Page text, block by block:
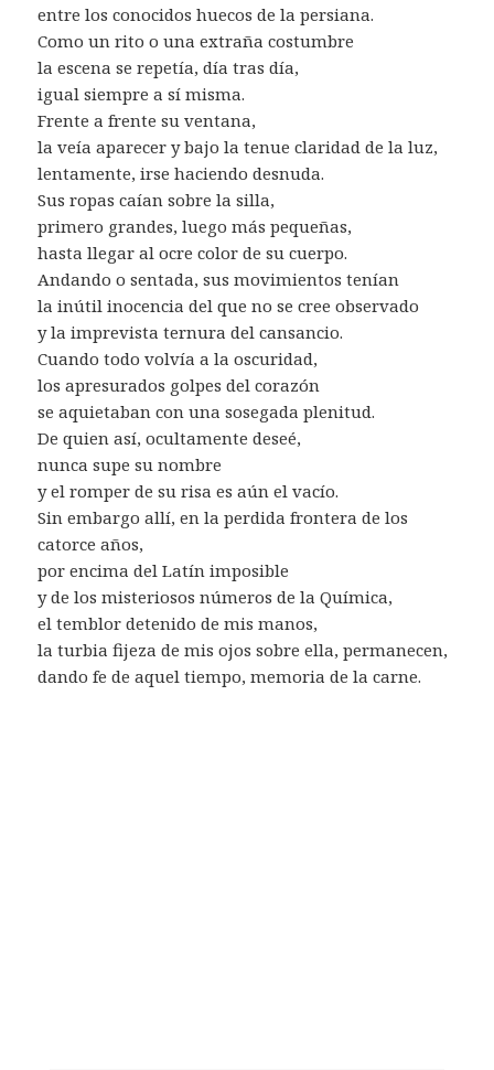
entre los conocidos huecos de la persiana.
Como un rito o una extraña costumbre
la escena se repetía, día tras día,
igual siempre a sí misma.
Frente a frente su ventana,
la veía aparecer y bajo la tenue claridad de la luz,
lentamente, irse haciendo desnuda.
Sus ropas caían sobre la silla,
primero grandes, luego más pequeñas,
hasta llegar al ocre color de su cuerpo.
Andando o sentada, sus movimientos tenían
la inútil inocencia del que no se cree observado
y la imprevista ternura del cansancio.
Cuando todo volvía a la oscuridad,
los apresurados golpes del corazón
se aquietaban con una sosegada plenitud.
De quien así, ocultamente deseé,
nunca supe su nombre
y el romper de su risa es aún el vacío.
Sin embargo allí, en la perdida frontera de los
catorce años,
por encima del Latín imposible
y de los misteriosos números de la Química,
el temblor detenido de mis manos,
la turbia fijeza de mis ojos sobre ella, permanecen,
dando fe de aquel tiempo, memoria de la carne.